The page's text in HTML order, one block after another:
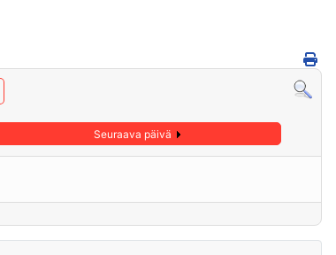
Seuraava päivä